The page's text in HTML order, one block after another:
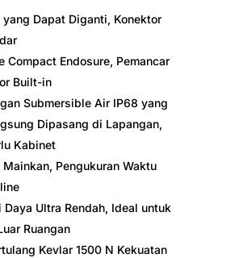
yang Dapat Diganti, Konektor
Compact Endosure, Pemancar
Built-in
Submersible Air IP68 yang
Dipasang di Lapangan,
Kabinet
Mainkan, Pengukuran Waktu
Daya Ultra Rendah, Ideal untuk
Ruangan
Kevlar 1500 N Kekuatan